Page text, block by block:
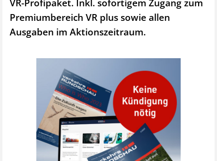
Premiumbereich VR plus sowie allen
Ausgaben im Aktionszeitraum.